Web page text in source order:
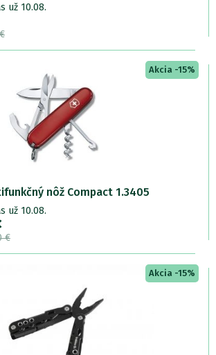
už 10.08.
Akcia -15%
nôž Compact 1.3405
už 10.08.
€
Akcia -15%